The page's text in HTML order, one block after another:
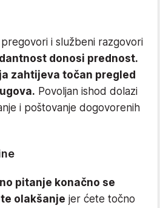
i službeni razgovori
donosi prednost.
zahtijeva točan pregled
Povoljan ishod dolazi
i poštovanje dogovorenih
pitanje konačno se
olakšanje jer ćete točno